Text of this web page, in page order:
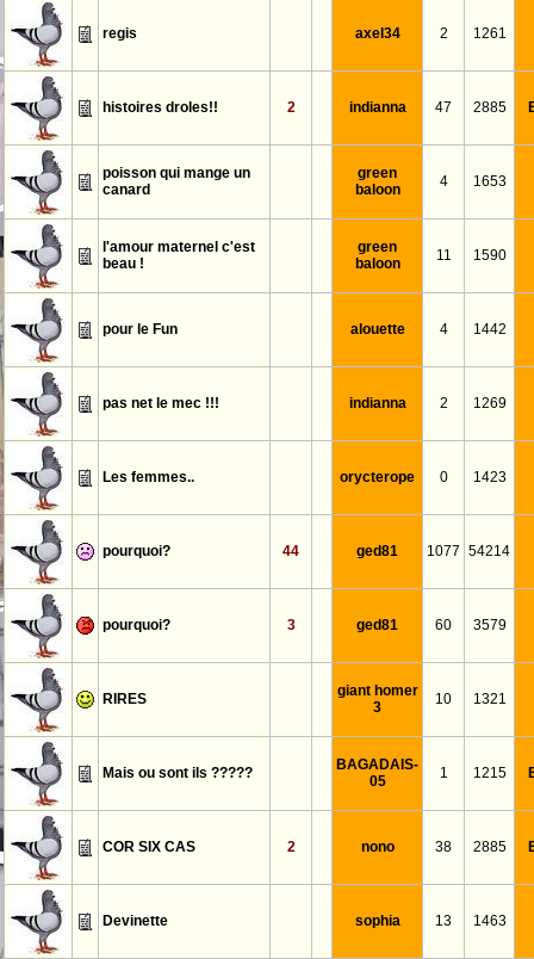
regis axel34 2 1261
histoires droles!! 2 indianna 47 2885
poisson qui mange un
canard
green
baloon
4 1653
l'amour maternel c'est
beau !
green
baloon
11 1590
pour le Fun alouette 4 1442
pas net le mec !!! indianna 2 1269
Les femmes.. orycterope 0 1423
pourquoi? 44 ged81 1077 54214
pourquoi? 3 ged81 60 3579
RIRES
giant homer
3
10 1321
Mais ou sont ils ?????
BAGADAIS-
05
1 1215
COR SIX CAS 2 nono 38 2885
Devinette sophia 13 1463